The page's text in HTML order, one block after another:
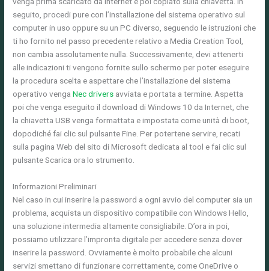
seguito, procedi pure con l’installazione del sistema operativo sul
computer in uso oppure su un PC diverso, seguendo le istruzioni che
ti ho fornito nel passo precedente relativo a Media Creation Tool,
non cambia assolutamente nulla. Successivamente, devi attenerti
alle indicazioni ti vengono fornite sullo schermo per poter eseguire
la procedura scelta e aspettare che l’installazione del sistema
operativo vengaNec drivers avviata e portata a termine. Aspetta
poi che venga eseguito il download di Windows 10 da Internet, che
la chiavetta USB venga formattata e impostata come unità di boot,
dopodiché fai clic sul pulsante Fine. Per potertene servire, recati
sulla pagina Web del sito di Microsoft dedicata al tool e fai clic sul
pulsante Scarica ora lo strumento.
Informazioni Preliminari
Nel caso in cui inserire la password a ogni avvio del computer sia un
problema, acquista un dispositivo compatibile con Windows Hello,
una soluzione intermedia altamente consigliabile. D’ora in poi,
possiamo utilizzare l’impronta digitale per accedere senza dover
inserire la password. Ovviamente è molto probabile che alcuni
servizi smettano di funzionare correttamente, come OneDrive o